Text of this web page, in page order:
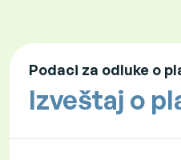
Podaci za odluke o
Izveštaj o